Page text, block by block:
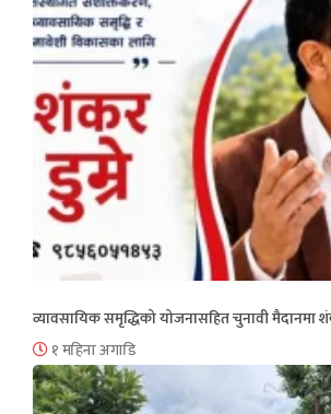
व्यावसायिक समृद्धिको योजनासहित चुनावी मैदानमा
१ महिना अगाडि